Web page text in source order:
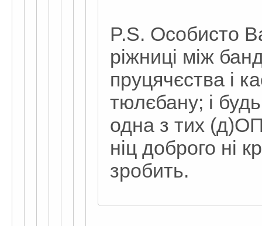
P.S. Особисто
ріжниці між
пруцячєства і
тюлєбану; і
одна з тих
ніц доброго ні
зробить.